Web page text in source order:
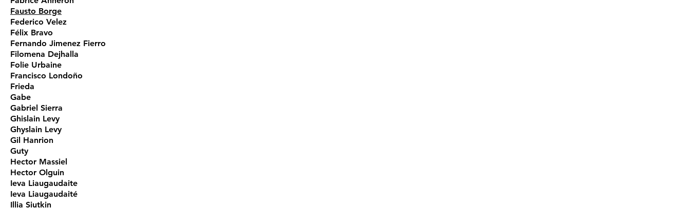
Fausto Borge
Federico Velez
Félix Bravo
Fernando Jimenez Fierro
Filomena Dejhalla
Folie Urbaine
Francisco Londoño
Frieda
Gabe
Gabriel Sierra
Ghislain Levy
Ghyslain Levy
Gil Hanrion
Guty
Hector Massiel
Hector Olguin
Ieva Liaugaudaite
Ieva Liaugaudaité
Illia Siutkin